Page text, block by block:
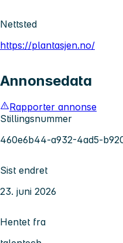
Nettsted
https://plantasjen.no/
Annonsedata
Rapporter annonse
Stillingsnummer
460e6b44-a932-4ad5-
Sist endret
23. juni 2026
Hentet fra